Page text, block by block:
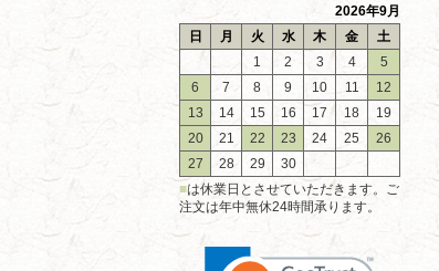
2026年9月
日
月 火 水 木 金
土
1
2 3 4
5
6
7 8 9 10 11
12
13
14 15 16 17 18
19
20
21 22 23 24 25
26
27
28 29
30
■は休業日とさせていただきます。ご
注文は年中無休24時間承ります。